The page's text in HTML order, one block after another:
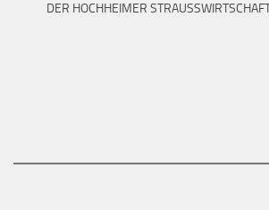
DER HOCHHEIMER